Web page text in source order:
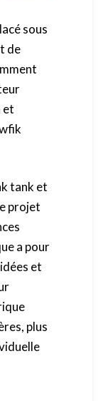
sous
de
et
tank et
projet
a pour
et
plus